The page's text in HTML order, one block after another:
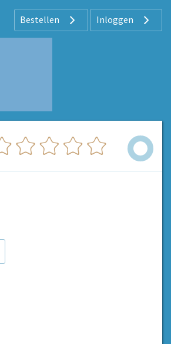
Bestellen Inloggen